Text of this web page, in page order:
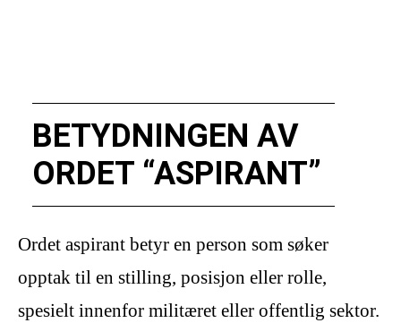
BETYDNINGEN AV
ORDET “ASPIRANT”
Ordet aspirant betyr en person som søker
opptak til en stilling, posisjon eller rolle,
spesielt innenfor militæret eller offentlig sektor.